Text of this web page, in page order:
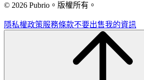
© 2026 Pubrio。版權所有。
隱私權政策服務條款不要出售我的資訊